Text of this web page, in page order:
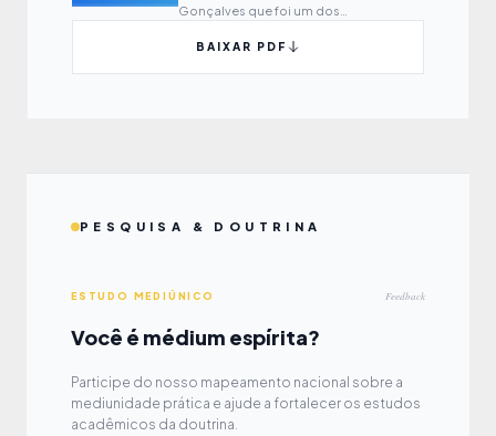
Gonçalves que foi um dos
Baixem e divulguem.
BAIXAR PDF
PESQUISA & DOUTRINA
ESTUDO MEDIÚNICO Feedback
Você é médium espírita?
Participe do nosso mapeamento nacional sobre a
mediunidade prática e ajude a fortalecer os estudos
acadêmicos da doutrina.